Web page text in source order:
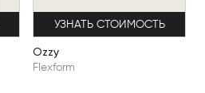
УЗНАТЬ СТОИМОСТЬ
Ozzy
Flexform